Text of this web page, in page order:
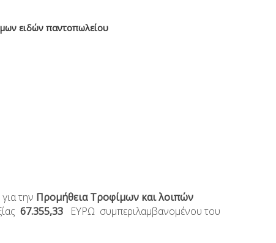
ειδών παντοπωλείου
την ΠρομήθειαΤροφίμων και λοιπών
67.355,33
ΕΥΡΩ συμπεριλαμβανομένου του